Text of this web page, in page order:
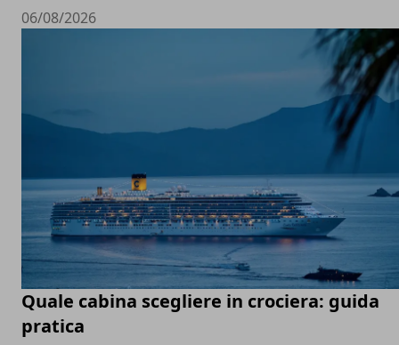
06/08/2026
Quale cabina scegliere in crociera: guida
pratica